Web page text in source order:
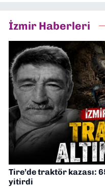
İzmir Haberleri
Tire’de traktör kazası:
yitirdi